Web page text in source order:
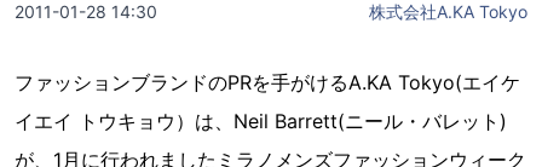
2011-01-28 14:30 株式会社A.KA Tokyo
ファッションブランドのPRを手がけるA.KA Tokyo(エイケ
イエイ トウキョウ）は、Neil Barrett(ニール・バレット)
が、1月に行われましたミラノメンズファッションウィーク